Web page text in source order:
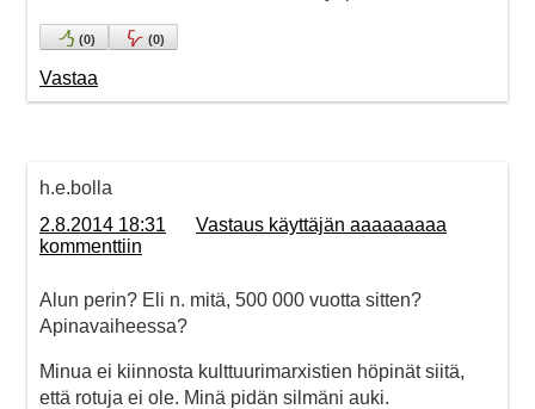
(0) (0)
Vastaa
h.e.bolla
2.8.2014 18:31
Vastaus käyttäjän aaaaaaaaa
kommenttiin
Alun perin? Eli n. mitä, 500 000 vuotta sitten?
Apinavaiheessa?
Minua ei kiinnosta kulttuurimarxistien höpinät siitä,
että rotuja ei ole. Minä pidän silmäni auki.